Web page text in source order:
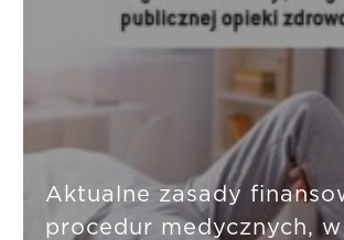
Aktualne zasady
procedur medycznych,